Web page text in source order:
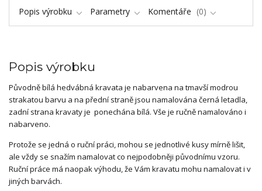
Popis výrobku Parametry Komentáře 0
Popis výrobku
Původně bílá hedvábná kravata je nabarvena na tmavší modrou
strakatou barvu a na přední straně jsou namalována černá letadla,
zadní strana kravaty je ponechána bílá. Vše je ručně namalováno i
nabarveno.
Protože se jedná o ruční práci, mohou se jednotlivé kusy mírně lišit,
ale vždy se snažím namalovat co nejpodobněji původnímu vzoru.
Ruční práce má naopak výhodu, že Vám kravatu mohu namalovat i v
jiných barvách.